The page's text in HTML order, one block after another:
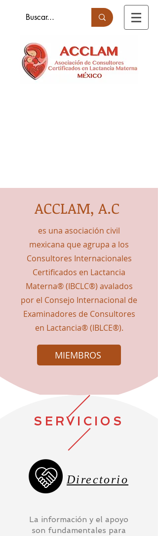
ACCLAM, A.C
es una asociación civil
mexicana que agrupa a los
Consultores Internacionales
Certificados en Lactancia
Materna® (IBCLC®) avalados
por el Consejo Internacional de
Examinadores de Consultores
en Lactancia® (IBLCE®).
MIEMBROS
SERVICIOS
Directorio
La información y el apoyo
son fundamentales para